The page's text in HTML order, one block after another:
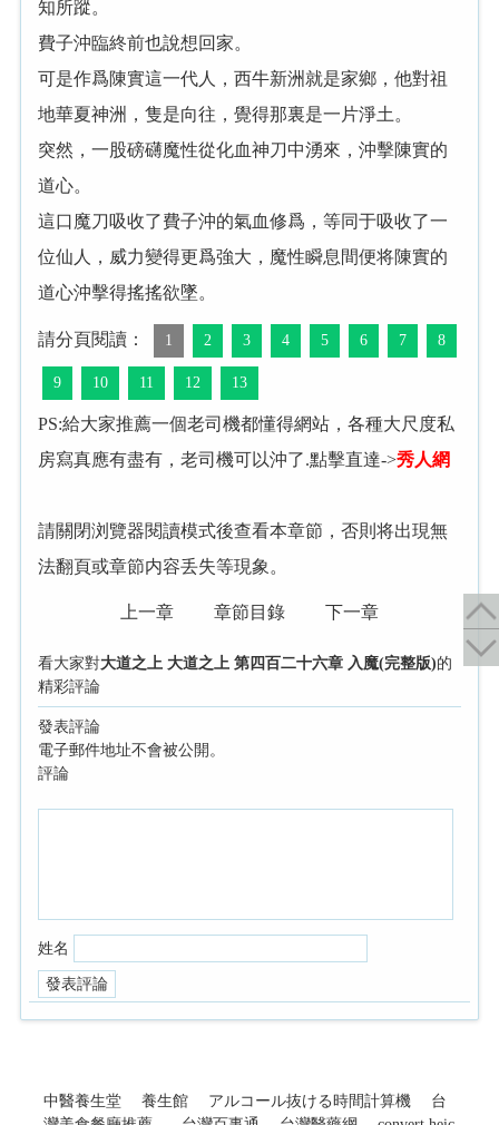
知所蹤。
費子沖臨終前也說想回家。
可是作爲陳實這一代人，西牛新洲就是家鄉，他對祖
地華夏神洲，隻是向往，覺得那裏是一片淨土。
突然，一股磅礴魔性從化血神刀中湧來，沖擊陳實的
道心。
這口魔刀吸收了費子沖的氣血修爲，等同于吸收了一
位仙人，威力變得更爲強大，魔性瞬息間便将陳實的
道心沖擊得搖搖欲墜。
請分頁閱讀： 1 2 3 4 5 6 7 8
9 10 11 12 13
PS:給大家推薦一個老司機都懂得網站，各種大尺度私
房寫真應有盡有，老司機可以沖了.點擊直達->秀人網
請關閉浏覽器閱讀模式後查看本章節，否則将出現無
法翻頁或章節内容丢失等現象。
上一章 章節目錄 下一章
看大家對大道之上 大道之上 第四百二十六章 入魔(完整版)的
精彩評論
發表評論
電子郵件地址不會被公開。
評論
姓名
中醫養生堂 養生館 アルコール抜ける時間計算機
台